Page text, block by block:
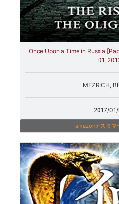
Once Upon a Time in Russia
01,
MEZRICH,
2017/01/
amazonカスタマ